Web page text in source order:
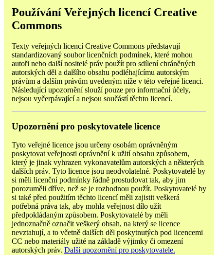
Používání Veřejných licencí Creative
Commons
Texty veřejných licencí Creative Commons představují
standardizovaný soubor licenčních podmínek, které mohou
autoři nebo další nositelé práv použít pro sdílení chráněných
autorských děl a dalšího obsahu podléhajícímu autorským
právům a dalším právům uvedeným níže v této veřejné licenci.
Následující upozornění slouží pouze pro informační účely,
nejsou vyčerpávající a nejsou součástí těchto licencí.
Upozornění pro poskytovatele licence
Tyto veřejné licence jsou určeny osobám oprávněným
poskytovat veřejnosti oprávnění k užití obsahu způsobem,
který je jinak vyhrazen vykonavatelům autorských a některých
dalších práv. Tyto licence jsou neodvolatelné. Poskytovatelé by
si měli licenční podmínky řádně prostudovat tak, aby jim
porozuměli dříve, než se je rozhodnou použít. Poskytovatelé by
si také před použitím těchto licencí měli zajistit veškerá
potřebná práva tak, aby mohla veřejnost dílo užít
předpokládaným způsobem. Poskytovatelé by měli
jednoznačně označit veškerý obsah, na který se licence
nevztahují, a to včetně dalších děl poskytnutých pod licencemi
CC nebo materiály užité na základě výjimky či omezení
autorských práv. Další upozornění pro poskytovatele.